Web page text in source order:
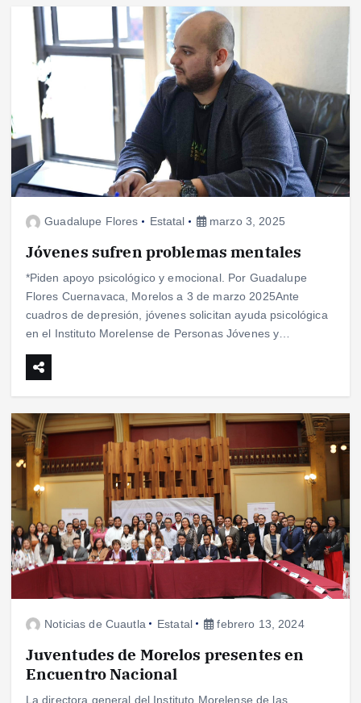
Guadalupe Flores Estatal marzo 3, 2025
Jóvenes sufren problemas mentales
*Piden apoyo psicológico y emocional. Por Guadalupe
Flores Cuernavaca, Morelos a 3 de marzo 2025Ante
cuadros de depresión, jóvenes solicitan ayuda psicológica
en el Instituto Morelense de Personas Jóvenes y…
Noticias de Cuautla Estatal febrero 13, 2024
Juventudes de Morelos presentes en
Encuentro Nacional
La directora general del Instituto Morelense de las